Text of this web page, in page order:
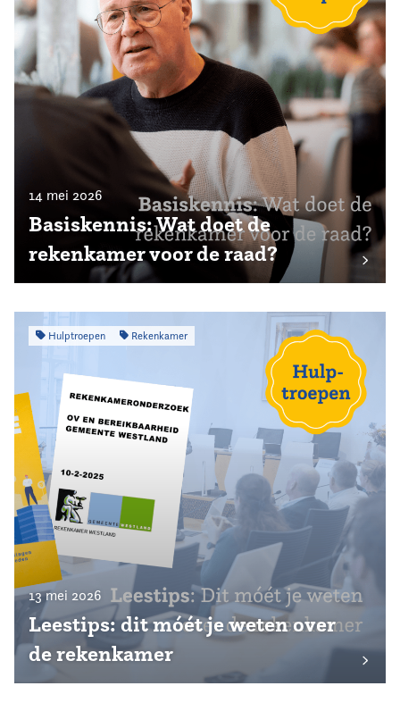
14 mei 2026
Basiskennis: Wat doet de
rekenkamer voor de raad?
Hulptroepen Rekenkamer
13 mei 2026
Leestips: dit móét je weten over
de rekenkamer